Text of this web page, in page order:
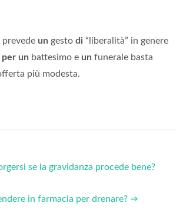
prevede un gesto di “liberalità” in genere
per un battesimo e un funerale basta
più modesta.
se la gravidanza procede bene?
in farmacia per drenare? ⇒